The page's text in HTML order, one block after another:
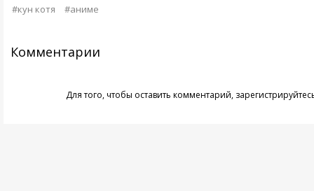
#кун котя
#аниме
Комментарии
Для того, чтобы оставить комментарий,